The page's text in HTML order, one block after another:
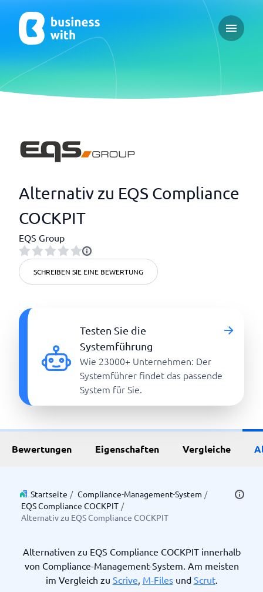
Open
Alternativ zu EQS Compliance
COCKPIT
EQS Group
SCHREIBEN SIE EINE BEWERTUNG
Testen Sie die
Systemführung
Wie 23000+ Unternehmen: Der
Systemführer findet das passende
System für Sie.
Bewertungen Eigenschaften Vergleiche
Startseite / Compliance-Management-System /
EQS Compliance COCKPIT /
Alternativ zu EQS Compliance COCKPIT
Alternativen zu EQS Compliance COCKPIT innerhalb
von Compliance-Management-System. Am meisten
im Vergleich zu Scrive, M-Filesund Scrut.